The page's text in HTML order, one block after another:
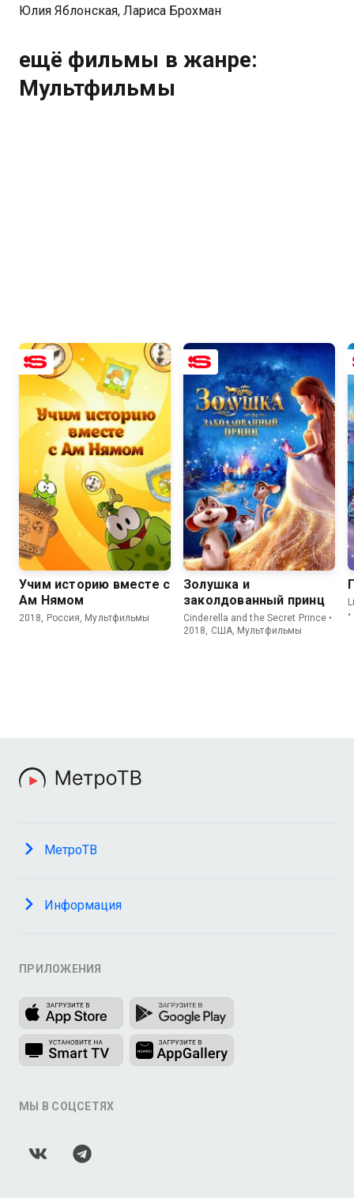
Юлия Яблонская, Лариса Брохман
ещё фильмы в жанре:
Мультфильмы
8.4
Учим историю вместе с
Ам Нямом
2018, Россия, Мультфильмы
6.8 4.4
Золушка и
заколдованный принц
Cinderella and the Secret Prince •
2018, США, Мультфильмы
МетроТВ
Информация
ПРИЛОЖЕНИЯ
МЫ В СОЦСЕТЯХ